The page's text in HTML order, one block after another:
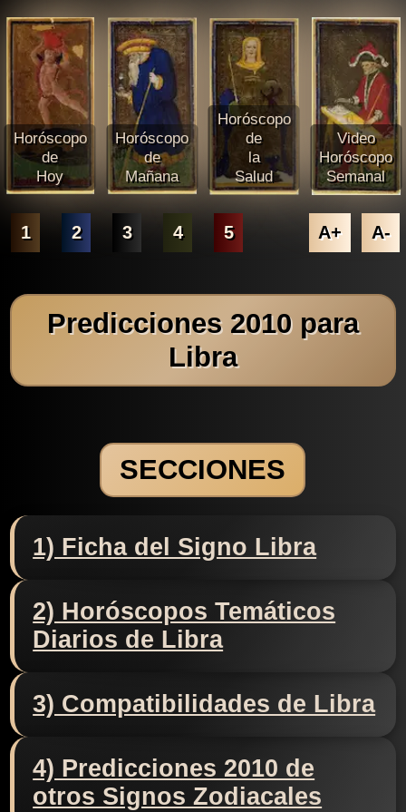
Horóscopo
de
Hoy
Horóscopo
de
Mañana
Horóscopo
de
la
Salud
Video
Horóscopo
Semanal
1 2 3 4 5 A+ A-
Predicciones 2010 para
Libra
SECCIONES
1) Ficha del Signo Libra
2) Horóscopos Temáticos
Diarios de Libra
3) Compatibilidades de Libra
4) Predicciones 2010 de
otros Signos Zodiacales